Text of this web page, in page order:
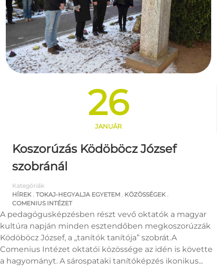
26
JANUÁR
Koszorúzás Ködöböcz József
szobránál
Kategóriák
HÍREK , TOKAJ-HEGYALJA EGYETEM , KÖZÖSSÉGEK ,
COMENIUS INTÉZET
A pedagógusképzésben részt vevő oktatók a magyar
kultúra napján minden esztendőben megkoszorúzzák
Ködöböcz József, a „tanítók tanítója” szobrát.A
Comenius Intézet oktatói közössége az idén is követte
a hagyományt. A sárospataki tanítóképzés ikonikus...